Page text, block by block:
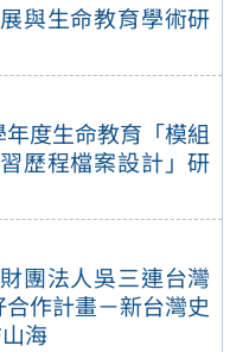
與生命教育學術研
度生命教育「模組
歷程檔案設計」研
團法人吳三連台灣
作計畫－新台灣史
海